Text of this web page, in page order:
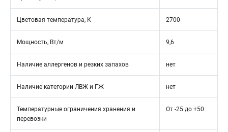
Цветовая температура, К 2700
Мощность, Вт/м 9,6
Наличие аллергенов и резких запахов нет
Наличие категории ЛВЖ и ГЖ нет
Температурные ограничения хранения и
перевозки
От -25 до +50